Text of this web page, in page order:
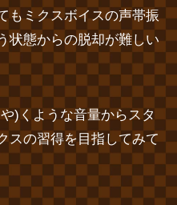
もミクスボイスの声帯振
状態からの脱却が難しい
)くような音量からスタ
スの習得を目指してみて